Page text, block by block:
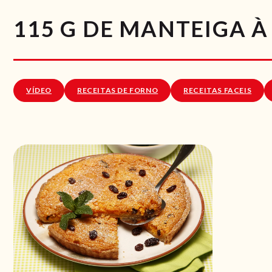
115 G DE MANTEIGA
VÍDEO RECEITAS DE FORNO RECEITAS FACEIS